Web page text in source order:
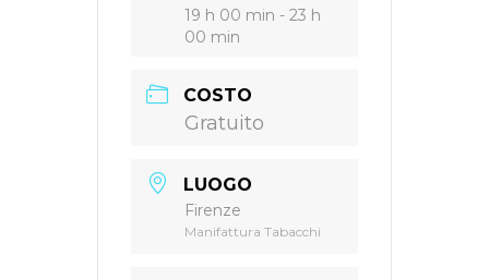
19 h 00 min - 23 h
00 min
COSTO
Gratuito
LUOGO
Firenze
Manifattura Tabacchi